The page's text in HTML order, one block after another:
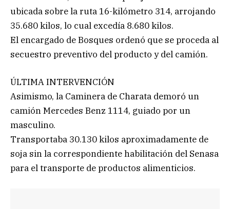
ubicada sobre la ruta 16-kilómetro 314, arrojando
35.680 kilos, lo cual excedía 8.680 kilos.
El encargado de Bosques ordenó que se proceda al
secuestro preventivo del producto y del camión.
ÚLTIMA INTERVENCIÓN
Asimismo, la Caminera de Charata demoró un
camión Mercedes Benz 1114, guiado por un
masculino.
Transportaba 30.130 kilos aproximadamente de
soja sin la correspondiente habilitación del Senasa
para el transporte de productos alimenticios.